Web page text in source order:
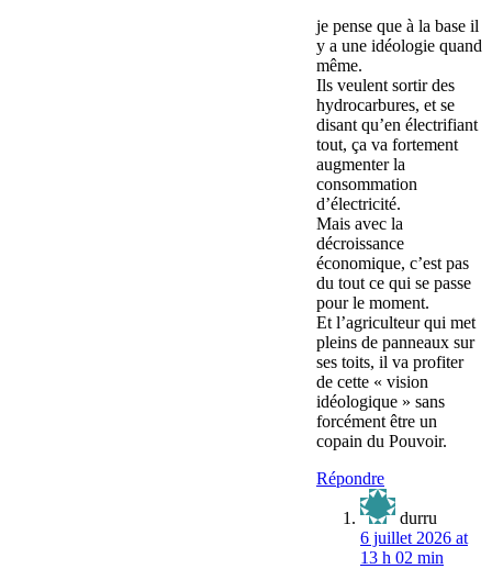
je pense que à la base il
y a une idéologie quand
même.
Ils veulent sortir des
hydrocarbures, et se
disant qu’en électrifiant
tout, ça va fortement
augmenter la
consommation
d’électricité.
Mais avec la
décroissance
économique, c’est pas
du tout ce qui se passe
pour le moment.
Et l’agriculteur qui met
pleins de panneaux sur
ses toits, il va profiter
de cette « vision
idéologique » sans
forcément être un
copain du Pouvoir.
Répondre
durru
6 juillet 2026 at
13 h 02 min